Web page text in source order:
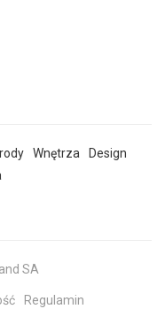
Wnętrza
Design
SA
Regulamin